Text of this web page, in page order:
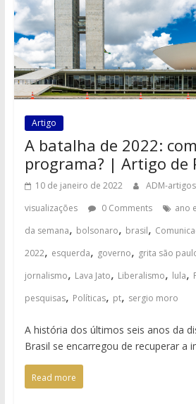
Artigo
A batalha de 2022:
programa? | Artigo de
10 de janeiro de 2022 ADM-artigos
visualizações
0 Comments ano
da semana, bolsonaro, brasil,
2022, esquerda, governo, grita são
jornalismo, Lava Jato, Liberalismo, lula,
pesquisas, Políticas, pt, sergio moro
A história dos últimos seis anos da
Brasil se encarregou de recuperar a
Read more